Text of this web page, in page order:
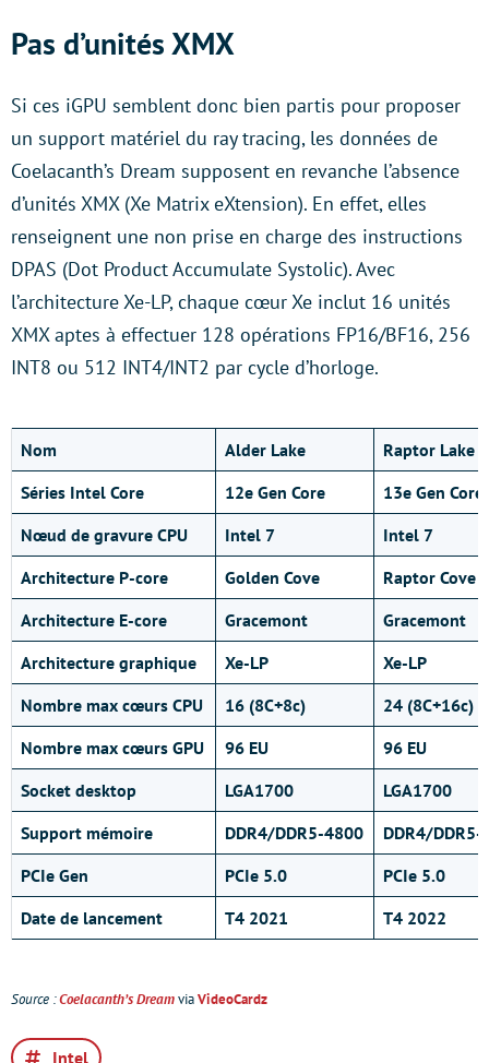
Pas d’unités XMX
Si ces iGPU semblent donc bien partis pour proposer
un support matériel du ray tracing, les données de
Coelacanth’s Dream supposent en revanche l’absence
d’unités XMX (Xe Matrix eXtension). En effet, elles
renseignent une non prise en charge des instructions
DPAS (Dot Product Accumulate Systolic). Avec
l’architecture Xe-LP, chaque cœur Xe inclut 16 unités
XMX aptes à effectuer 128 opérations FP16/BF16, 256
INT8 ou 512 INT4/INT2 par cycle d’horloge.
Nom Alder Lake
Raptor Lake
Séries Intel Core
12e Gen Core
13e Gen Core
Nœud de gravure CPU Intel 7
Intel 7
Architecture P-core
Golden Cove
Raptor Cove
Architecture E-core
Gracemont
Gracemont
Architecture graphique
Xe-LP
Xe-LP
Nombre max cœurs CPU 16 (8C+8c)
24 (8C+16c)
Nombre max cœurs GPU 96 EU
96 EU
Socket desktop
LGA1700
LGA1700
Support mémoire
DDR4/DDR5-4800
DDR4/DDR5-
PCIe Gen
PCIe 5.0
PCIe 5.0
Date de lancement
T4 2021 T4 2022
Source :Coelacanth’s DreamviaVideoCardz
Intel